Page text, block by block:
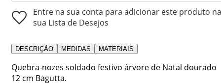
Entre na sua conta para adicionar este produto na
sua Lista de Desejos
DESCRIÇÃO MEDIDAS MATERIAIS
Quebra-nozes soldado festivo árvore de Natal dourado
12 cm Bagutta.